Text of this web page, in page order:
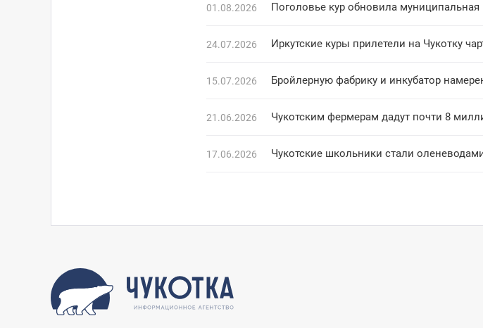
01.08.2026 Поголовье кур обновила
24.07.2026 Иркутские куры прилетели на Чукотку
15.07.2026 Бройлерную фабрику и инкубатор
21.06.2026 Чукотским фермерам дадут почти 8
17.06.2026 Чукотские школьники стали